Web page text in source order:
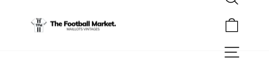
Rechercher
Navigation